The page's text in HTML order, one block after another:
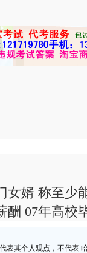
女婿 称至少
酬 07年高校
表其个人观点，不代表